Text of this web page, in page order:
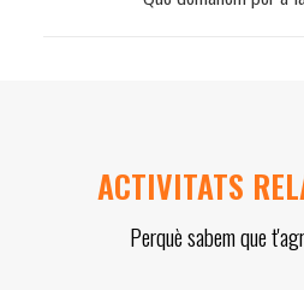
ACTIVITATS
Perquè sabem que